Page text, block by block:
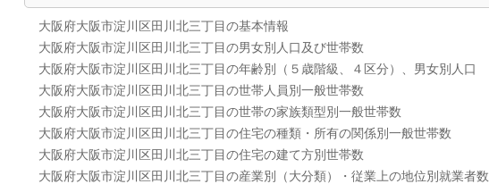
大阪府大阪市淀川区田川北三丁目の基本情報
大阪府大阪市淀川区田川北三丁目の男女別人口及び世帯数
大阪府大阪市淀川区田川北三丁目の年齢別（５歳階級、４区分）、男女別人口
大阪府大阪市淀川区田川北三丁目の世帯人員別一般世帯数
大阪府大阪市淀川区田川北三丁目の世帯の家族類型別一般世帯数
大阪府大阪市淀川区田川北三丁目の住宅の種類・所有の関係別一般世帯数
大阪府大阪市淀川区田川北三丁目の住宅の建て方別世帯数
大阪府大阪市淀川区田川北三丁目の産業別（大分類）・従業上の地位別就業者数